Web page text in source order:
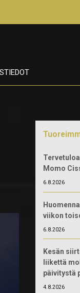
Momo
6.8.2026
viikon
6.8.2026
Kesän
liikettä
päivitystä
4.8.2026